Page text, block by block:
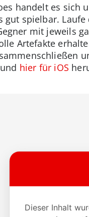
handelt es sich
gut spielbar.
mit jeweils
Artefakte
und hier für iOS